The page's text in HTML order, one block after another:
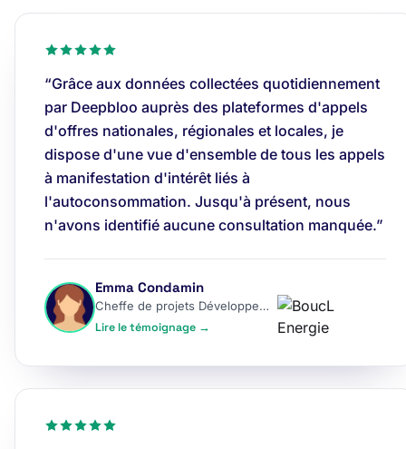
“Grâce aux données collectées quotidiennement
par Deepbloo auprès des plateformes d'appels
d'offres nationales, régionales et locales, je
dispose d'une vue d'ensemble de tous les appels
à manifestation d'intérêt liés à
l'autoconsommation. Jusqu'à présent, nous
n'avons identifié aucune consultation manquée.”
Emma Condamin
Cheffe de projets Développement
Lire le témoignage →